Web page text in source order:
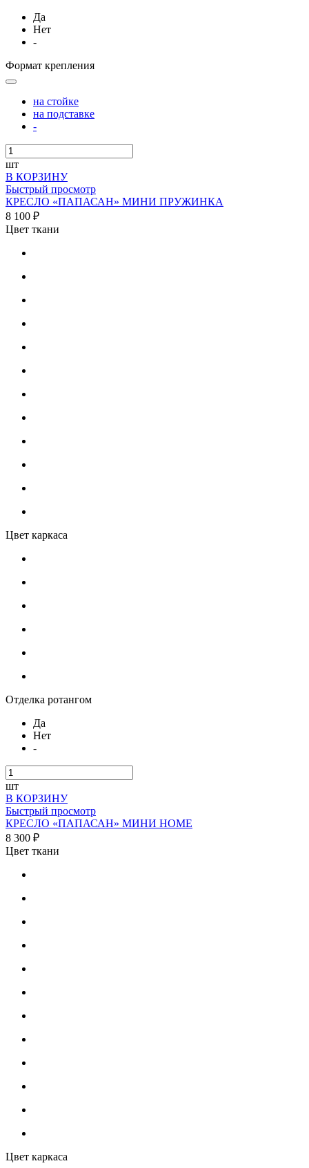
Да
Нет
-
Формат крепления
на стойке
на подставке
-
шт
В КОРЗИНУ
Быстрый просмотр
КРЕСЛО «ПАПАСАН» МИНИ ПРУЖИНКА
8 100 ₽
Цвет ткани
Цвет каркаса
Отделка ротангом
Да
Нет
-
шт
В КОРЗИНУ
Быстрый просмотр
КРЕСЛО «ПАПАСАН» МИНИ HOME
8 300 ₽
Цвет ткани
Цвет каркаса